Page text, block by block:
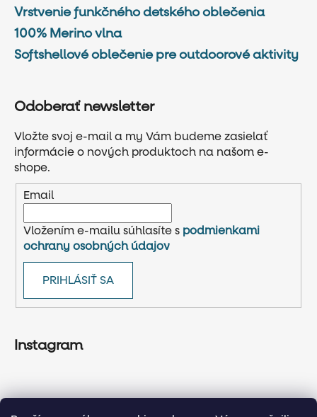
Vrstvenie funkčného detského oblečenia
100% Merino vlna
Softshellové oblečenie pre outdoorové aktivity
Odoberať newsletter
Vložte svoj e-mail a my Vám budeme zasielať
informácie o nových produktoch na našom e-
shope.
Email
Vložením e-mailu súhlasíte s podmienkami
ochrany osobných údajov
PRIHLÁSIŤ SA
Instagram